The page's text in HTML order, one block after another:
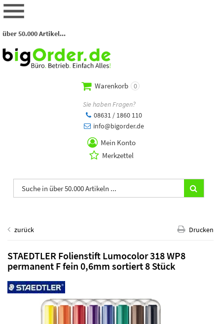
über 50.000 Artikel...
Warenkorb 0
Sie haben Fragen?
08631 / 1860 110
info@bigorder.de
Mein Konto
Merkzettel
zurück Drucken
STAEDTLER Folienstift Lumocolor 318 WP8
permanent F fein 0,6mm sortiert 8 Stück